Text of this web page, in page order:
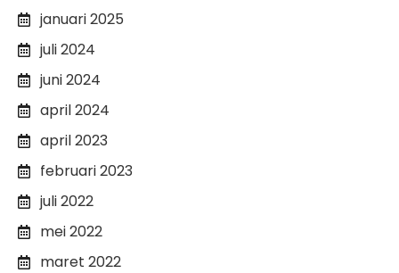
januari 2025
juli 2024
juni 2024
april 2024
april 2023
februari 2023
juli 2022
mei 2022
maret 2022